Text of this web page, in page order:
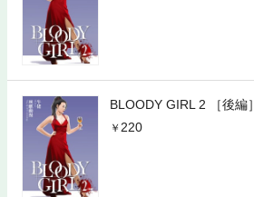
BLOODY GIRL 2 ［後編］
220